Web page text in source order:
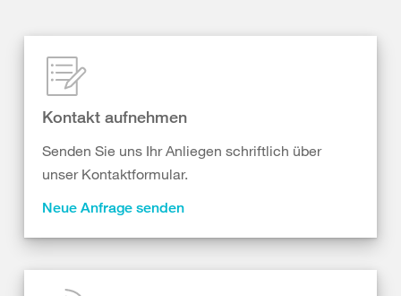
Kontakt aufnehmen
Senden Sie uns Ihr Anliegen schriftlich über
unser Kontaktformular.
Neue Anfrage senden